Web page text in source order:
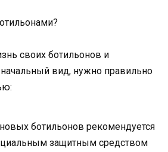
своих ботильонов и
вид, нужно правильно
ботильонов рекомендуется
защитным средством